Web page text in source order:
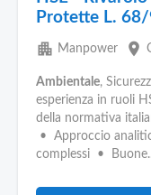
Protette L.
apartment Manpower place
Ambientale,
esperienza in ruoli
della normativa
• Approccio
complessi •